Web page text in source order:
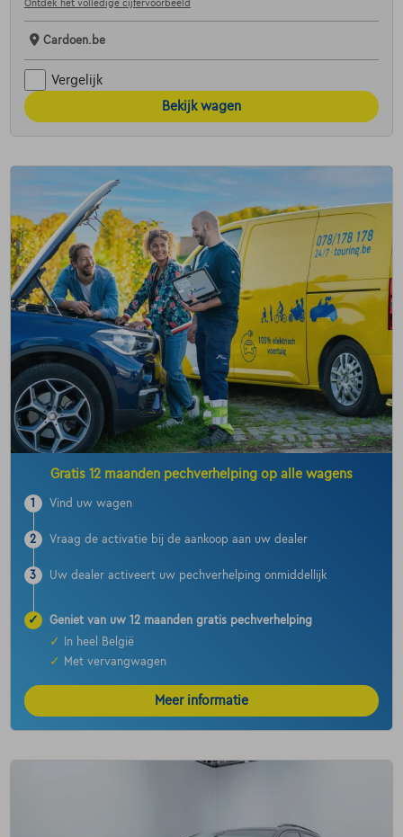
Ontdek het volledige cijfervoorbeeld
Cardoen.be
Vergelijk
Bekijk wagen
Gratis 12 maanden pechverhelping op alle wagens
1 Vind uw wagen
2 Vraag de activatie bij de aankoop aan uw dealer
3 Uw dealer activeert uw pechverhelping onmiddellijk
✓
Geniet van uw 12 maanden gratis pechverhelping
✓
In heel België
✓
Met vervangwagen
Meer informatie